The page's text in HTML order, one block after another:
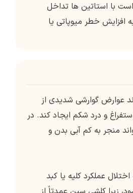
با استاتین ها تداخل
افزایش خطر میوپاتی یا
عوارض گوارشی شدیدی از
و درد شکم ایجاد کند. در
منجر به کم آبی بدن و
اختلال عملکرد کلیه یا کبد